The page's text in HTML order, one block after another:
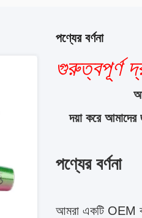
পণ্যের বর্ণনা
গুরুত্বপূর্ণ
দয়া করে
পণ্যের বর্ণনা
আমরা একটি OEM